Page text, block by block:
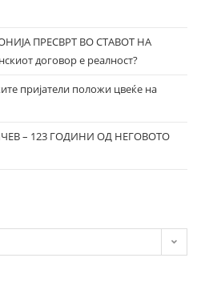
ПРЕСВРТ ВО СТАВОТ НА
договор е реалност?
пријатели положи цвеќе на
– 123 ГОДИНИ ОД НЕГОВОТО